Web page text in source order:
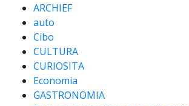
ARCHIEF
auto
Cibo
CULTURA
CURIOSITA
Economia
GASTRONOMIA